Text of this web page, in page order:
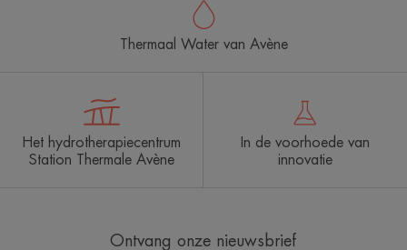
Thermaal Water van Avène
Het hydrotherapiecentrum
Station Thermale Avène
In de voorhoede van
innovatie
Ontvang onze nieuwsbrief